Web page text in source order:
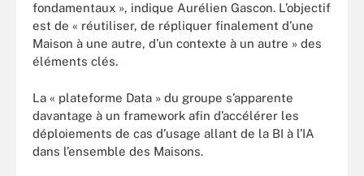
fondamentaux », indique Aurélien Gascon. L’objectif
est de « réutiliser, de répliquer finalement d’une
Maison à une autre, d’un contexte à un autre » des
éléments clés.
La « plateforme Data » du groupe s’apparente
davantage à un framework afin d’accélérer les
déploiements de cas d’usage allant de la BI à l’IA
dans l’ensemble des Maisons.